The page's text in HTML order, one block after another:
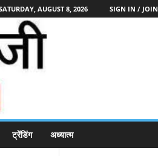
AUGUST 8, 2026 SIGN IN / JOIN
ट्रेंडिंग अध्यात्म